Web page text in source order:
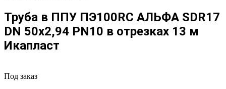
Труба в ППУ ПЭ100RC АЛЬФА SDR17
DN 50х2,94 PN10 в отрезках 13 м
Икапласт
Под заказ